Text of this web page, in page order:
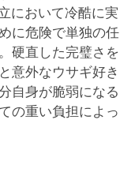
において冷酷に実
に危険で単独の任
硬直した完璧さを
意外なウサギ好き
自身が脆弱になる
の重い負担によっ